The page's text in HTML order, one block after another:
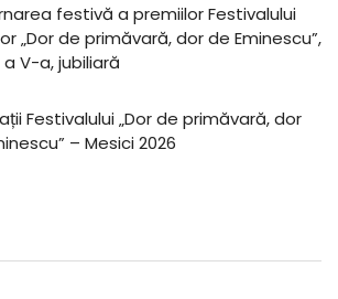
festivă a premiilor Festivalului
„Dor de primăvară, dor de Eminescu”,
V-a, jubiliară
Festivalului „Dor de primăvară, dor
– Mesici 2026